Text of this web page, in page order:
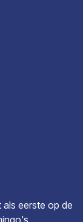
als eerste op de